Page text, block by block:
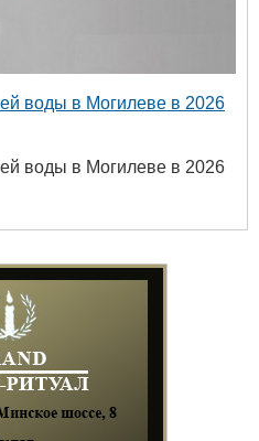
воды в Могилеве в 2026
воды в Могилеве в 2026